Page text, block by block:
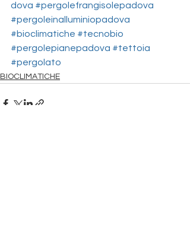
dova #pergolefrangisolepadova
#pergoleinalluminiopadova
#bioclimatiche #tecnobio
#pergolepianepadova #tettoia
#pergolato
BIOCLIMATICHE